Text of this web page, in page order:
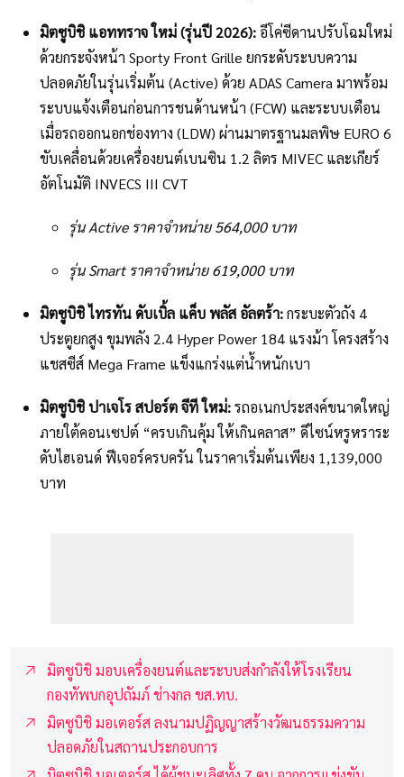
มิตซูบิชิ แอททราจ ใหม่ (รุ่นปี 2026):อีโค่ซีดานปรับโฉมใหม่
ด้วยกระจังหน้า Sporty Front Grille ยกระดับระบบความ
ปลอดภัยในรุ่นเริ่มต้น (Active) ด้วย ADAS Camera มาพร้อม
ระบบแจ้งเตือนก่อนการชนด้านหน้า (FCW) และระบบเตือน
เมื่อรถออกนอกช่องทาง (LDW) ผ่านมาตรฐานมลพิษ EURO 6
ขับเคลื่อนด้วยเครื่องยนต์เบนซิน 1.2 ลิตร MIVEC และเกียร์
อัตโนมัติ INVECS III CVT
รุ่น Active ราคาจำหน่าย 564,000 บาท
รุ่น Smart ราคาจำหน่าย 619,000 บาท
มิตซูบิชิ ไทรทัน ดับเบิ้ล แค็บ พลัส อัลตร้า:กระบะตัวถัง 4
ประตูยกสูง ขุมพลัง 2.4 Hyper Power 184 แรงม้า โครงสร้าง
แชสซีส์ Mega Frame แข็งแกร่งแต่น้ำหนักเบา
มิตซูบิชิ ปาเจโร สปอร์ต จีที ใหม่:รถอเนกประสงค์ขนาดใหญ่
ภายใต้คอนเซปต์ “ครบเกินคุ้ม ให้เกินคลาส” ดีไซน์หรูหราระ
ดับไฮเอนด์ ฟีเจอร์ครบครัน ในราคาเริ่มต้นเพียง 1,139,000
บาท
มิตซูบิชิ มอบเครื่องยนต์และระบบส่งกำลังให้โรงเรียน
กองทัพบกอุปถัมภ์ ช่างกล ขส.ทบ.
มิตซูบิชิ มอเตอร์ส ลงนามปฏิญญาสร้างวัฒนธรรมความ
ปลอดภัยในสถานประกอบการ